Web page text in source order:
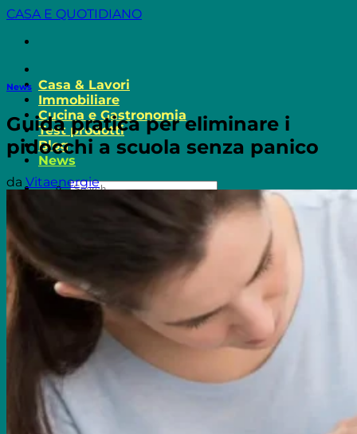
Salta
contenuti
CASA E QUOTIDIANO
Casa & Lavori
Immobiliare
Cucina e Gastronomia
Test prodotti
Blog
News
News
Guida pratica per eliminare i
pidocchi a scuola senza panico
da Vitaenergie